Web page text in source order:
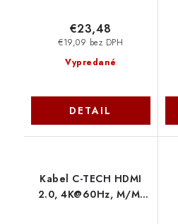
Vypredané
€19,09 bez DPH
€23,48
DETAIL
Kabel C-TECH HDMI
2.0, 4K@60Hz, M/M,